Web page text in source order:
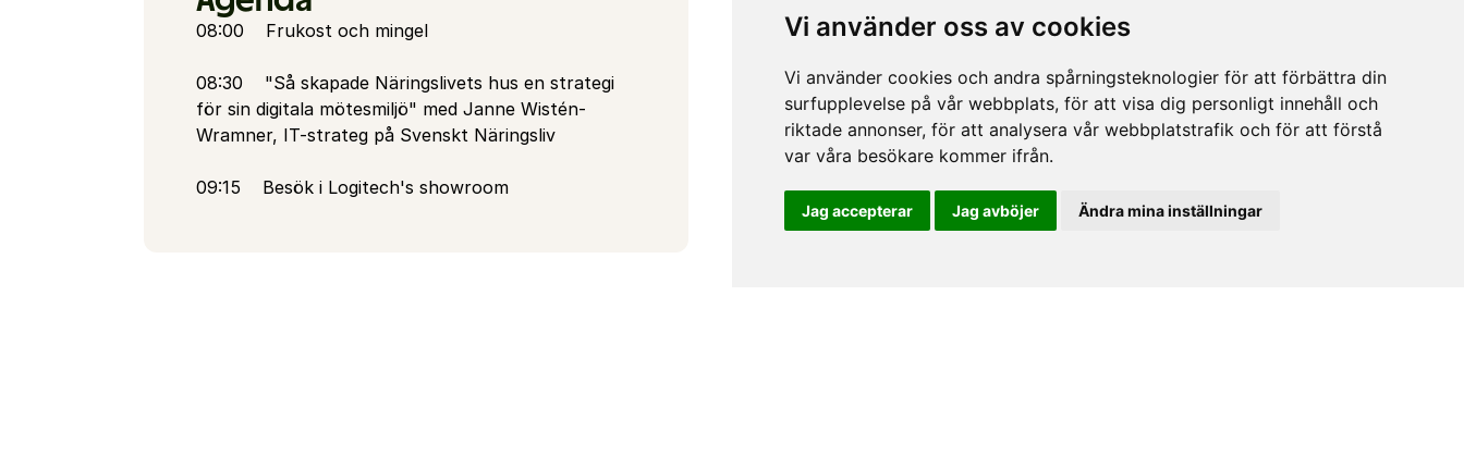
Vi använder oss av cookies
Vi använder cookies och andra spårningsteknologier för att förbättra din
surfupplevelse på vår webbplats, för att visa dig personligt innehåll och
riktade annonser, för att analysera vår webbplatstrafik och för att förstå
var våra besökare kommer ifrån.
Jag accepterar Jag avböjer Ändra mina inställningar
08:00    Frukost och mingel
08:30    "Så skapade Näringslivets hus en strategi
för sin digitala mötesmiljö" med Janne Wistén-
Wramner, IT-strateg på Svenskt Näringsliv
09:15    Besök i Logitech's showroom
Janne Wistén-
Wramner
IT-strateg